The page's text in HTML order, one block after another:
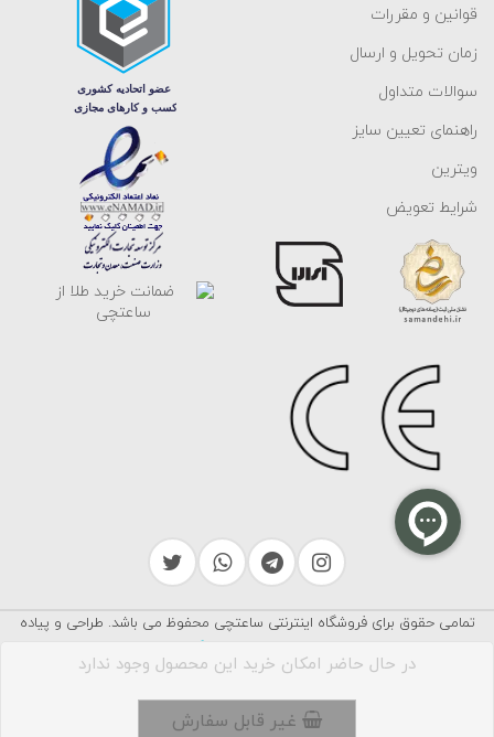
در حال حاضر امکان خرید این محصول وجود ندارد
غیر قابل سفارش
قوانین و مقررات
زمان تحویل و ارسال
سوالات متداول
راهنمای تعیین سایز
ویترین
شرایط تعویض
تمامی حقوق برای فروشگاه اینترنتی ساعتچی محفوظ می باشد. طراحی و پیاده
سرایکو